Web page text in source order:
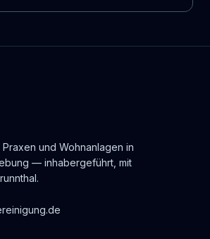
und Wohnanlagen in
— inhabergeführt, mit